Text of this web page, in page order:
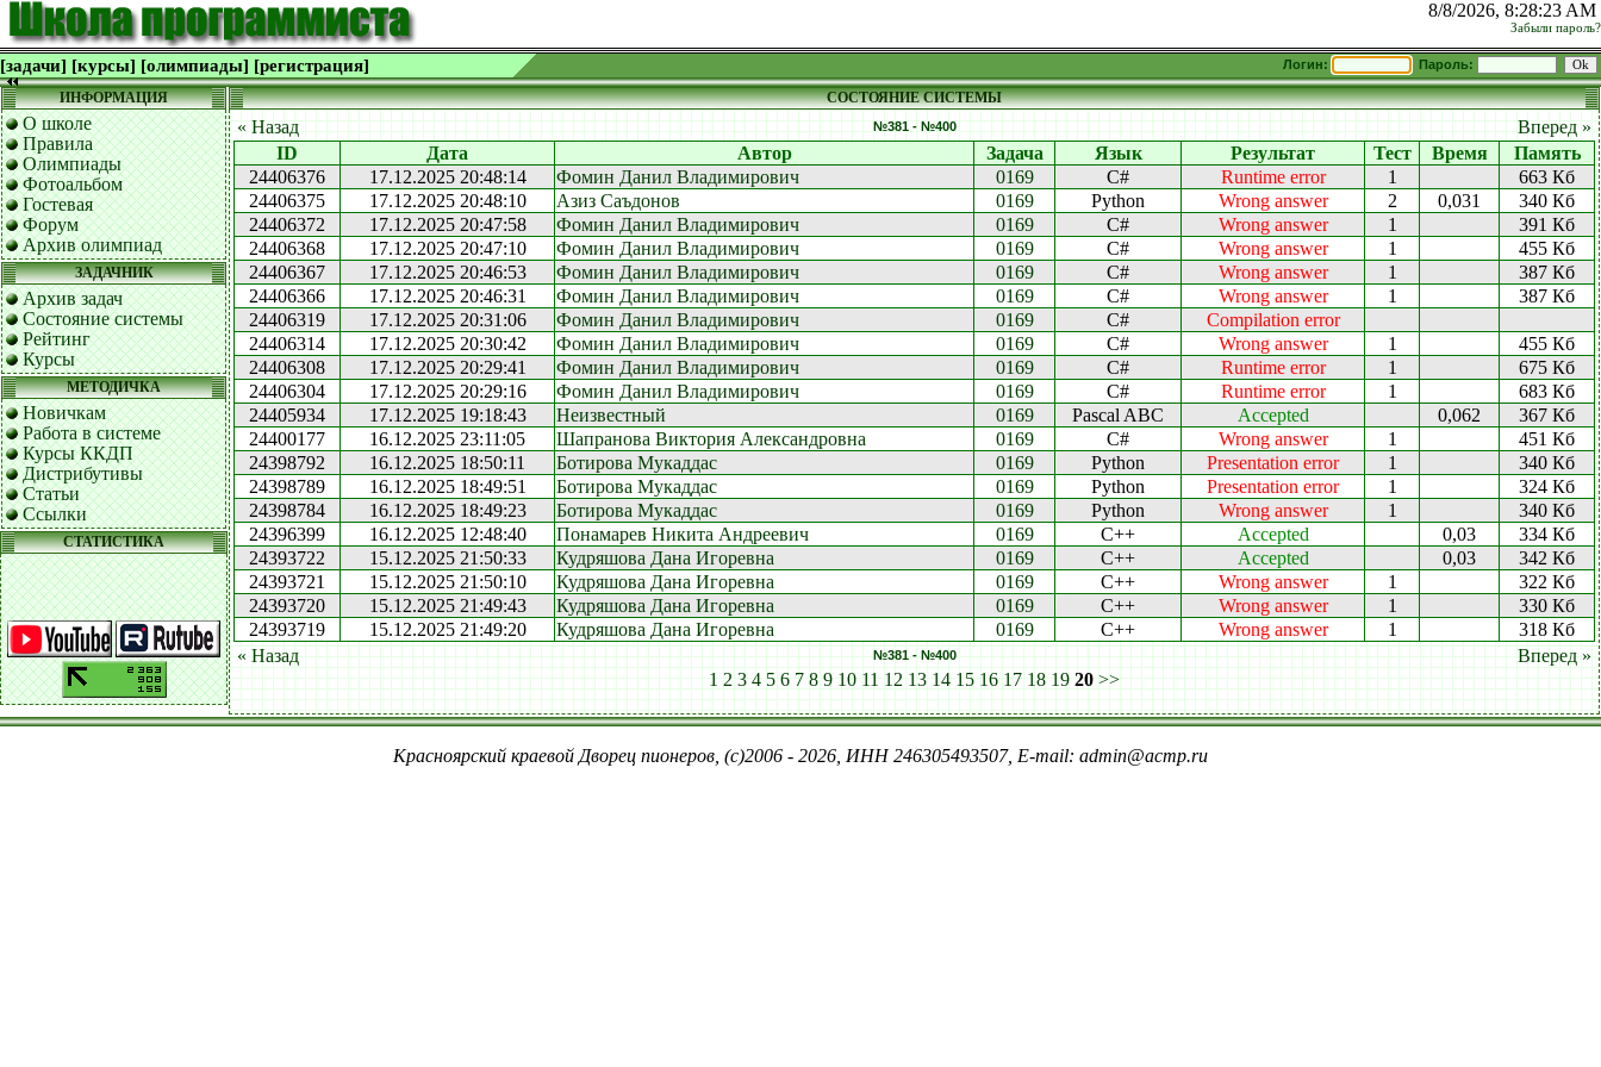
8/8/2026, 8:28:23 AM
Забыли пароль?
[задачи] [курсы] [олимпиады] [регистрация] Логин: Пароль:
ИНФОРМАЦИЯ
О школе
Правила
Олимпиады
Фотоальбом
Гостевая
Форум
Архив олимпиад
ЗАДАЧНИК
Архив задач
Состояние системы
Рейтинг
Курсы
МЕТОДИЧКА
Новичкам
Работа в системе
Курсы ККДП
Дистрибутивы
Статьи
Ссылки
СТАТИСТИКА
СОСТОЯНИЕ СИСТЕМЫ
« Назад №381 - №400
Вперед »
ID
Дата Автор Задача Язык Результат Тест Время
Память
24406376
17.12.2025 20:48:14 Фомин Данил Владимирович 0169 C# Runtime error 1
663 Кб
24406375
17.12.2025 20:48:10 Азиз Саъдонов 0169 Python Wrong answer 2 0,031
340 Кб
24406372
17.12.2025 20:47:58 Фомин Данил Владимирович 0169 C# Wrong answer 1
391 Кб
24406368
17.12.2025 20:47:10 Фомин Данил Владимирович 0169 C# Wrong answer 1
455 Кб
24406367
17.12.2025 20:46:53 Фомин Данил Владимирович 0169 C# Wrong answer 1
387 Кб
24406366
17.12.2025 20:46:31 Фомин Данил Владимирович 0169 C# Wrong answer 1
387 Кб
24406319
17.12.2025 20:31:06 Фомин Данил Владимирович 0169 C#
Compilation error
24406314
17.12.2025 20:30:42 Фомин Данил Владимирович 0169 C# Wrong answer 1
455 Кб
24406308
17.12.2025 20:29:41 Фомин Данил Владимирович 0169 C# Runtime error 1
675 Кб
24406304
17.12.2025 20:29:16 Фомин Данил Владимирович 0169 C# Runtime error 1
683 Кб
24405934
17.12.2025 19:18:43 Неизвестный 0169 Pascal ABC Accepted 0,062
367 Кб
24400177
16.12.2025 23:11:05 Шапранова Виктория Александровна 0169 C# Wrong answer 1
451 Кб
24398792
16.12.2025 18:50:11 Ботирова Мукаддас 0169 Python Presentation error 1
340 Кб
24398789
16.12.2025 18:49:51 Ботирова Мукаддас 0169 Python Presentation error 1
324 Кб
24398784
16.12.2025 18:49:23 Ботирова Мукаддас 0169 Python Wrong answer 1
340 Кб
24396399
16.12.2025 12:48:40 Понамарев Никита Андреевич 0169 C++ Accepted 0,03
334 Кб
24393722
15.12.2025 21:50:33 Кудряшова Дана Игоревна 0169 C++ Accepted 0,03
342 Кб
24393721
15.12.2025 21:50:10 Кудряшова Дана Игоревна 0169 C++ Wrong answer 1
322 Кб
24393720
15.12.2025 21:49:43 Кудряшова Дана Игоревна 0169 C++ Wrong answer 1
330 Кб
24393719
15.12.2025 21:49:20 Кудряшова Дана Игоревна 0169 C++ Wrong answer 1
318 Кб
« Назад
№381 - №400
Вперед »
1 2 3 4 5 6 7 8 9 10 11 12 13 14 15 16 17 18 19 20 >>
Красноярский краевой Дворец пионеров, (c)2006 - 2026, ИНН 246305493507, E-mail: admin@acmp.ru